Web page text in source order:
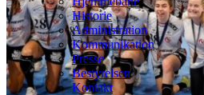
Historie
Administration
Kommunikation
Presse
Bestyrelsen
Kontakt